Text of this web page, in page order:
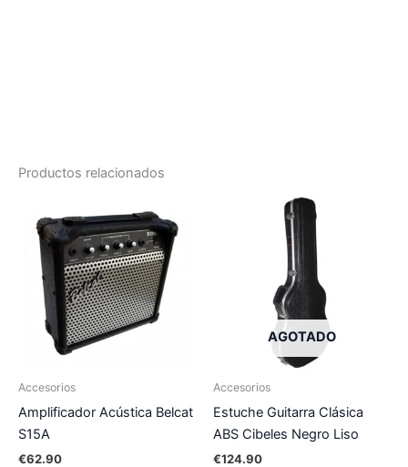
Productos relacionados
Accesorios
Amplificador Acústica Belcat
S15A
€62.90
AGOTADO
Accesorios
Estuche Guitarra Clásica
ABS Cibeles Negro Liso
€124.90